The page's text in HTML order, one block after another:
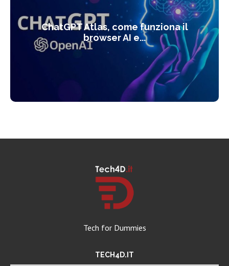
ChatGPT Atlas, come funziona il
browser AI e...
Tech for Dummies
TECH4D.IT